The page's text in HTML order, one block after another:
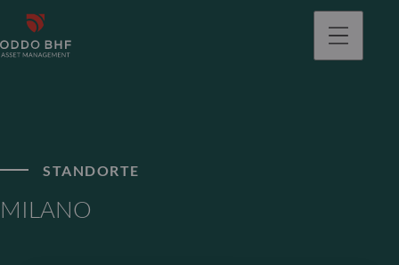
STANDORTE
MILANO